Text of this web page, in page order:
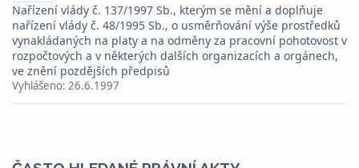
PDF
Nařízení vlády č. 137/1997 Sb., kterým se mění a doplňuje
nařízení vlády č. 48/1995 Sb., o usměrňování výše prostředků
vynakládaných na platy a na odměny za pracovní pohotovost v
rozpočtových a v některých dalších organizacích a orgánech,
ve znění pozdějších předpisů
Vyhlášeno: 26.6.1997